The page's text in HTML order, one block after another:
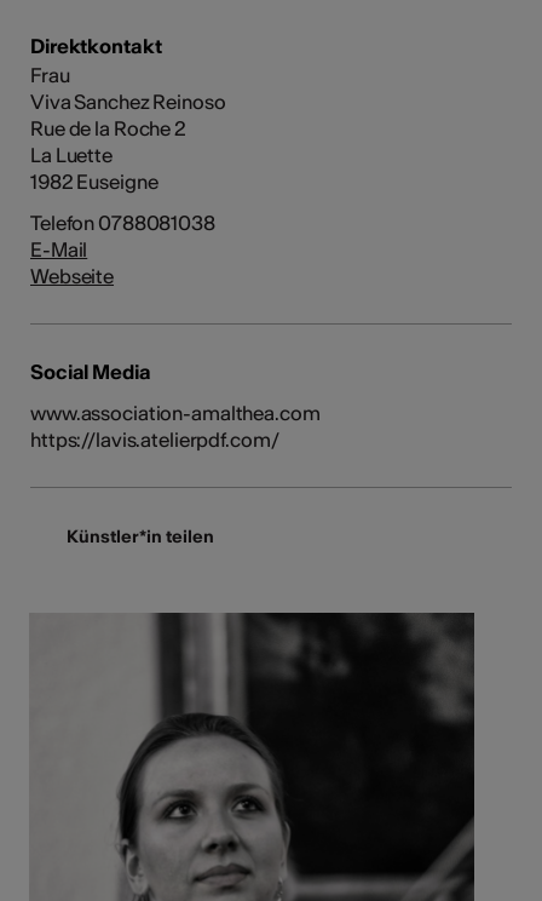
Direktkontakt
Frau
Viva Sanchez Reinoso
Rue de la Roche 2
La Luette
1982 Euseigne
Telefon 0788081038
E-Mail
Webseite
Social Media
www.association-amalthea.com
https://lavis.atelierpdf.com/​
Künstler*in teilen